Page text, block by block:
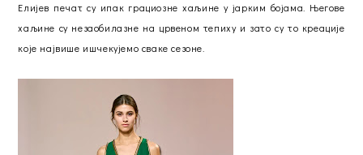
Елијев печат су ипак грациозне хаљине у јарким бојама. Његове
хаљине су незаобилазне на црвеном тепиху и зато су то креације
које највише ишчекујемо сваке сезоне.